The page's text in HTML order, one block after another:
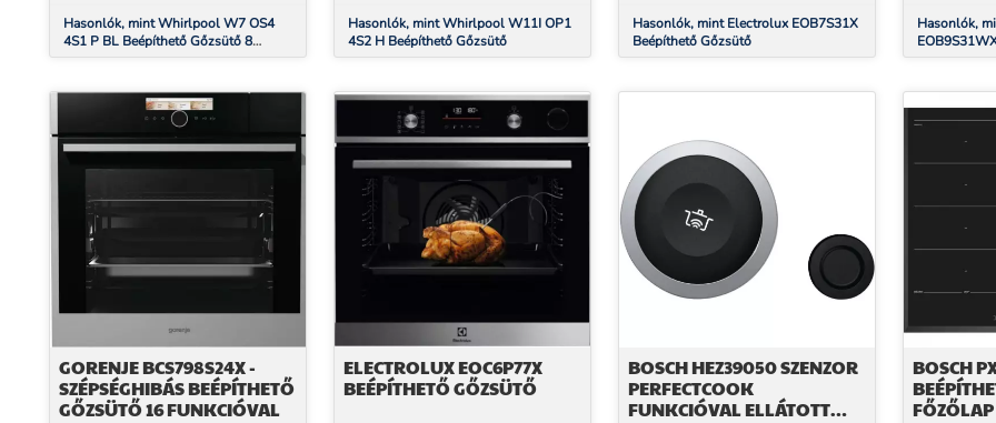
Hasonlók, mint Whirlpool W7 OS4
4S1 P BL Beépíthető Gőzsütő 8
funkcióval
Hasonlók, mint Whirlpool W11I OP1
4S2 H Beépíthető Gőzsütő
Hasonlók, mint Electrolux EOB7S31X
Beépíthető Gőzsütő
Hasonlók,
GORENJE BCS798S24X -
SZÉPSÉGHIBÁS BEÉPÍTHETŐ
GŐZSÜTŐ 16 FUNKCIÓVAL
ELECTROLUX EOC6P77X
BEÉPÍTHETŐ GŐZSÜTŐ
BOSCH HEZ39050 SZENZOR
PERFECTCOOK
FUNKCIÓVAL ELLÁTOTT
BOSCH
FŐZŐLAP